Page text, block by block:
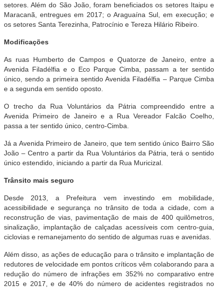
setores. Além do São João, foram beneficiados os setores Itaipu e
Maracanã, entregues em 2017; o Araguaína Sul, em execução; e
os setores Santa Terezinha, Patrocínio e Tereza Hilário Ribeiro.
Modificações
As ruas Humberto de Campos e Quatorze de Janeiro, entre a
Avenida Filadélfia e o Eco Parque Cimba, passam a ter sentido
único, sendo a primeira sentido Avenida Filadélfia – Parque Cimba
e a segunda em sentido oposto.
O trecho da Rua Voluntários da Pátria compreendido entre a
Avenida Primeiro de Janeiro e a Rua Vereador Falcão Coelho,
passa a ter sentido único, centro-Cimba.
Já a Avenida Primeiro de Janeiro, que tem sentido único Bairro São
João – Centro a partir da Rua Voluntários da Pátria, terá o sentido
único estendido, iniciando a partir da Rua Muricizal.
Trânsito mais seguro
Desde 2013, a Prefeitura vem investindo em mobilidade,
acessibilidade e segurança no trânsito de toda a cidade, com a
reconstrução de vias, pavimentação de mais de 400 quilômetros,
sinalização, implantação de calçadas acessíveis com centro-guia,
ciclovias e remanejamento do sentido de algumas ruas e avenidas.
Além disso, as ações de educação para o trânsito e implantação de
redutores de velocidade em pontos críticos vêm colaborando para a
redução do número de infrações em 352% no comparativo entre
2015 e 2017, e de 40% do número de acidentes registrados no